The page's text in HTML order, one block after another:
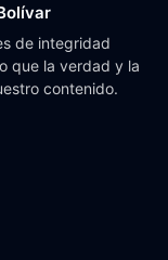
de integridad
que la verdad y la
contenido.